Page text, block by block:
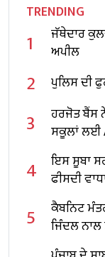
TRENDING
1
ਜੱਥੇਦਾਰ
ਅਪੀਲ
2 ਪੁਲਿਸ ਦੀ
3
ਹਰਜੋਤ ਬੈਂਸ
ਸਕੂਲਾਂ ਲਈ
4
ਇਸ ਸੂਬਾ
ਫੀਸਦੀ
5
ਕੈਬਨਿਟ
ਜਿੰਦਲ ਨਾਲ
ਨਿਵੇਸ਼ ਦਾ